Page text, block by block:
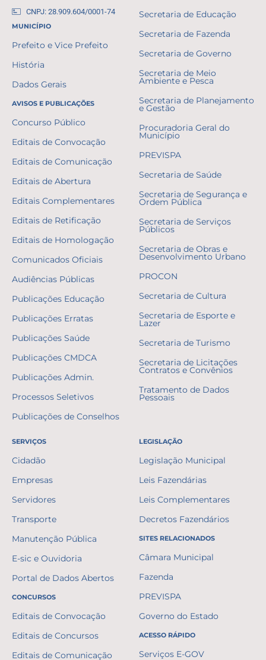
CNPJ: 28.909.604/0001-74
MUNICÍPIO
Prefeito e Vice Prefeito
História
Dados Gerais
AVISOS E PUBLICAÇÕES
Concurso Público
Editais de Convocação
Editais de Comunicação
Editais de Abertura
Editais Complementares
Editais de Retificação
Editais de Homologação
Comunicados Oficiais
Audiências Públicas
Publicações Educação
Publicações Erratas
Publicações Saúde
Publicações CMDCA
Publicações Admin.
Processos Seletivos
Publicações de Conselhos
Secretaria de Educação
Secretaria de Fazenda
Secretaria de Governo
Secretaria de Meio
Ambiente e Pesca
Secretaria de Planejamento
e Gestão
Procuradoria Geral do
Município
PREVISPA
Secretaria de Saúde
Secretaria de Segurança e
Ordem Pública
Secretaria de Serviços
Públicos
Secretaria de Obras e
Desenvolvimento Urbano
PROCON
Secretaria de Cultura
Secretaria de Esporte e
Lazer
Secretaria de Turismo
Secretaria de Licitações
Contratos e Convênios
Tratamento de Dados
Pessoais
SERVIÇOS
Cidadão
Empresas
Servidores
Transporte
Manutenção Pública
E-sic e Ouvidoria
Portal de Dados Abertos
CONCURSOS
Editais de Convocação
Editais de Concursos
Editais de Comunicação
LEGISLAÇÃO
Legislação Municipal
Leis Fazendárias
Leis Complementares
Decretos Fazendários
SITES RELACIONADOS
Câmara Municipal
Fazenda
PREVISPA
Governo do Estado
ACESSO RÁPIDO
Serviços E-GOV